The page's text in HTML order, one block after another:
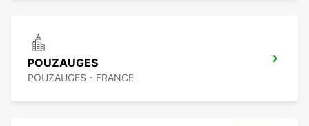
POUZAUGES
POUZAUGES - FRANCE